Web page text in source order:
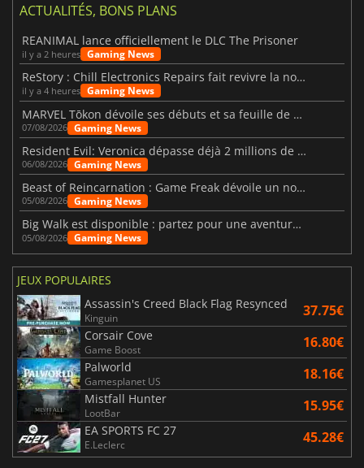
ACTUALITÉS, BONS PLANS
REANIMAL lance officiellement le DLC The Prisoner
il y a 2 heures Gaming News
ReStory : Chill Electronics Repairs fait revivre la nostalgie des années 2000
il y a 4 heures Gaming News
MARVEL Tōkon dévoile ses débuts et sa feuille de route
07/08/2026 Gaming News
Resident Evil: Veronica dépasse déjà 2 millions de wishlists
06/08/2026 Gaming News
Beast of Reincarnation : Game Freak dévoile un nouveau pari
05/08/2026 Gaming News
Big Walk est disponible : partez pour une aventure entre amis
05/08/2026 Gaming News
JEUX POPULAIRES
Assassin's Creed Black Flag Resynced
Kinguin 37.75€
Corsair Cove
Game Boost 16.80€
Palworld
Gamesplanet US 18.16€
Mistfall Hunter
LootBar 15.95€
EA SPORTS FC 27
E.Leclerc 45.28€